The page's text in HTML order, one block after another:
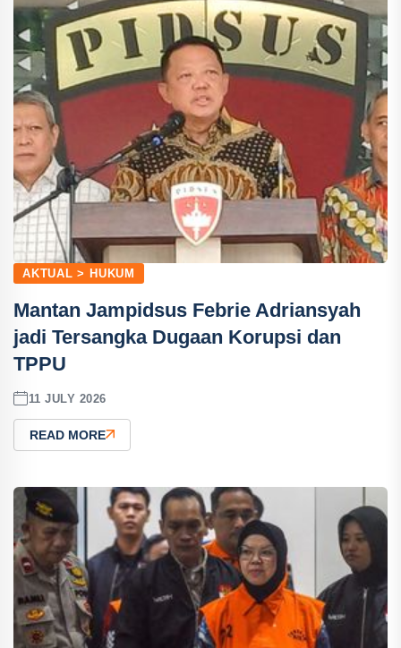
AKTUAL > HUKUM
Mantan Jampidsus Febrie Adriansyah
jadi Tersangka Dugaan Korupsi dan
TPPU
11 JULY 2026
READ MORE